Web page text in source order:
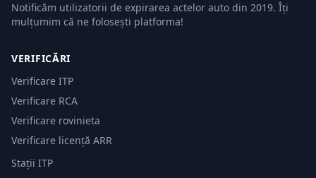
Notificăm utilizatorii de expirarea actelor auto din 2019. Îți
mulțumim că ne folosești platforma!
VERIFICĂRI
Verificare ITP
Verificare RCA
Verificare rovinieta
Verificare licență ARR
Stații ITP